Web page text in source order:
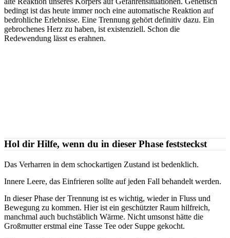
bedingt ist das heute immer noch eine automatische Reaktion auf
bedrohliche Erlebnisse. Eine Trennung gehört definitiv dazu. Ein
gebrochenes Herz zu haben, ist existenziell. Schon die
Redewendung lässt es erahnen.
Hol dir Hilfe, wenn du in dieser Phase feststeckst
Das Verharren in dem schockartigen Zustand ist bedenklich.
Innere Leere, das Einfrieren sollte auf jeden Fall behandelt werden.
In dieser Phase der Trennung ist es wichtig, wieder in Fluss und
Bewegung zu kommen. Hier ist ein geschützter Raum hilfreich,
manchmal auch buchstäblich Wärme. Nicht umsonst hätte die
Großmutter erstmal eine Tasse Tee oder Suppe gekocht.